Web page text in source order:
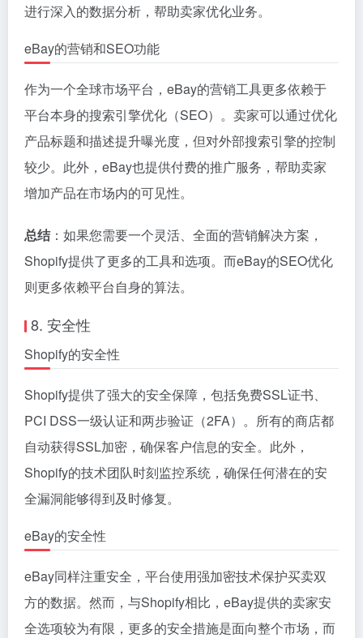
进行深入的数据分析，帮助卖家优化业务。
eBay的营销和SEO功能
作为一个全球市场平台，eBay的营销工具更多依赖于
平台本身的搜索引擎优化（SEO）。卖家可以通过优化
产品标题和描述提升曝光度，但对外部搜索引擎的控制
较少。此外，eBay也提供付费的推广服务，帮助卖家
增加产品在市场内的可见性。
总结：如果您需要一个灵活、全面的营销解决方案，
Shopify提供了更多的工具和选项。而eBay的SEO优化
则更多依赖平台自身的算法。
8. 安全性
Shopify的安全性
Shopify提供了强大的安全保障，包括免费SSL证书、
PCI DSS一级认证和两步验证（2FA）。所有的商店都
自动获得SSL加密，确保客户信息的安全。此外，
Shopify的技术团队时刻监控系统，确保任何潜在的安
全漏洞能够得到及时修复。
eBay的安全性
eBay同样注重安全，平台使用强加密技术保护买卖双
方的数据。然而，与Shopify相比，eBay提供的卖家安
全选项较为有限，更多的安全措施是面向整个市场，而